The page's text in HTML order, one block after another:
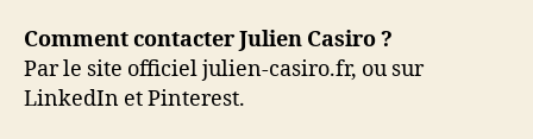
Comment contacter Julien Casiro ?
Par le site officiel julien-casiro.fr, ou sur
LinkedIn et Pinterest.